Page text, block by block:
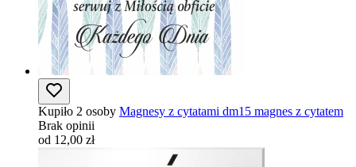
Kupiło 2 osoby Magnesy z cytatami dm15 magnes z cytatem
Brak opinii
od 12,00 zł